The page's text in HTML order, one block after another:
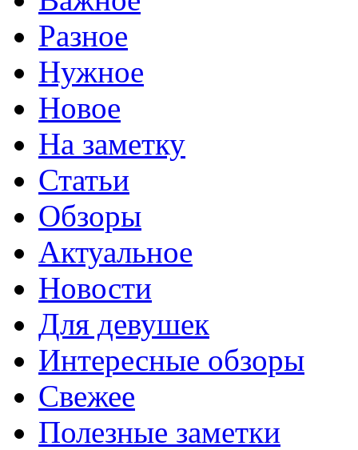
Разное
Нужное
Новое
На заметку
Статьи
Обзоры
Актуальное
Новости
Для девушек
Интересные обзоры
Свежее
Полезные заметки